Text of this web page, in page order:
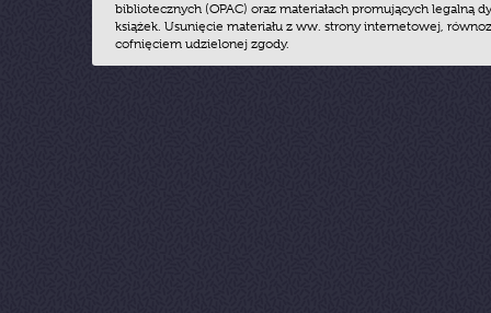
bibliotecznych (OPAC) oraz materiałach promujących legalną
książek. Usunięcie materiału z ww. strony internetowej,
cofnięciem udzielonej zgody.